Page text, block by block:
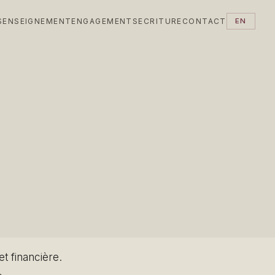
ENSEIGNEMENT ENGAGEMENTS ECRITURE CONTACT EN
financière.